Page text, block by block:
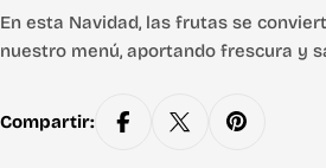
En esta Navidad, las frutas se
nuestro menú, aportando frescura y
Compartir: